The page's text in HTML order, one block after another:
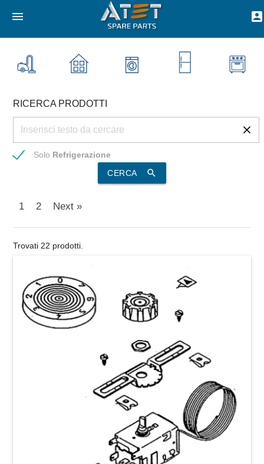
menu account_box
RICERCA PRODOTTI
Solo Refrigerazione
CERCA
search
1 2 Next »
Trovati 22 prodotti.